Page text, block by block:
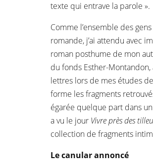
texte qui entrave la parole ».
Comme l’ensemble des
romande, j’ai attendu avec
roman posthume de mon
du fonds Esther-Montandon,
lettres lors de mes études
forme les fragments
égarée quelque part dans
a vu le jour Vivre près des
collection de fragments
Le canular annoncé